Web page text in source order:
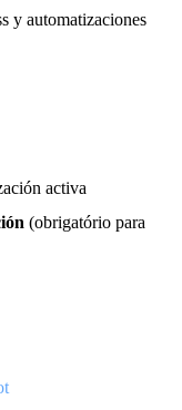
y automatizaciones
activa
(obrigatório para